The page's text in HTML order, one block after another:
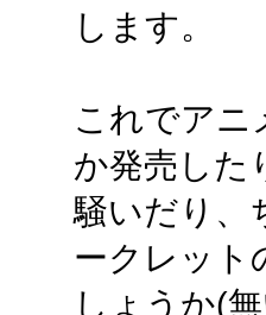
します。
これでアニ
か発売した
騒いだり、
ークレット
しょうか(無